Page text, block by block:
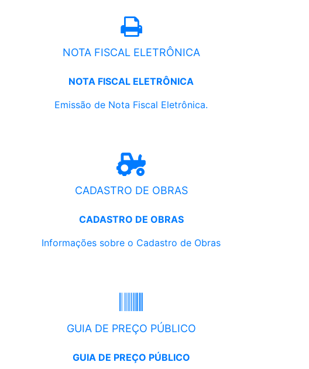
NOTA FISCAL ELETRÔNICA
NOTA FISCAL ELETRÔNICA
Emissão de Nota Fiscal Eletrônica.
CADASTRO DE OBRAS
CADASTRO DE OBRAS
Informações sobre o Cadastro de Obras
GUIA DE PREÇO PÚBLICO
GUIA DE PREÇO PÚBLICO